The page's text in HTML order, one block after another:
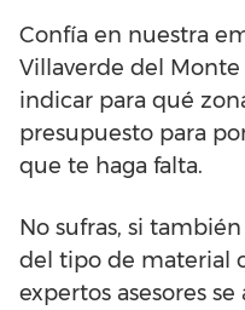
Confía en nuestra
Villaverde del
indicar para qué
presupuesto para
que te haga falta.
No sufras, si
del tipo de material
expertos asesores